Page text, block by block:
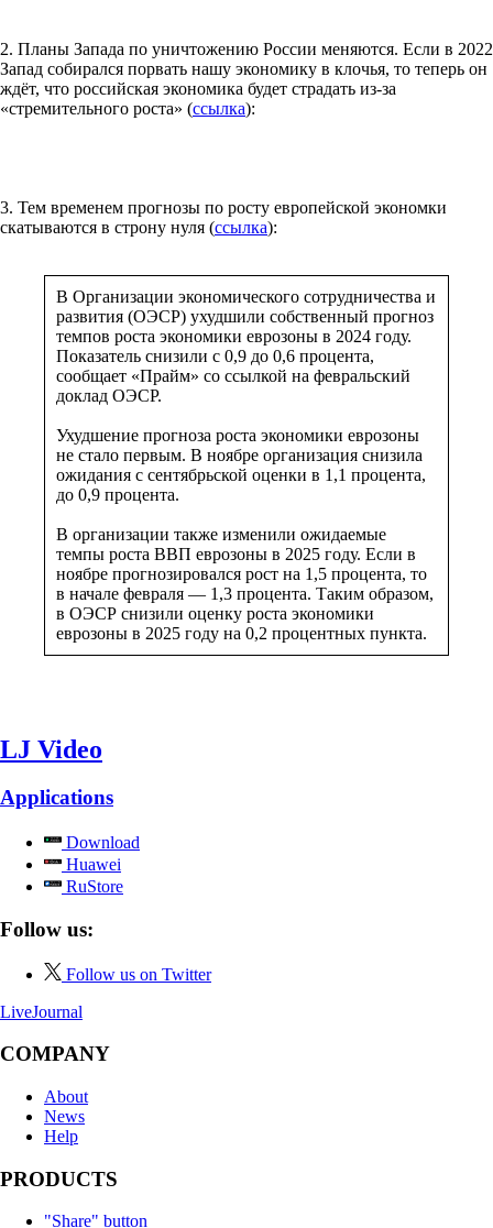
2. Планы Запада по уничтожению России меняются. Если в 2022
Запад собирался порвать нашу экономику в клочья, то теперь он
ждёт, что российская экономика будет страдать из-за
«стремительного роста» (ссылка):
3. Тем временем прогнозы по росту европейской экономки
скатываются в строну нуля (ссылка):
В Организации экономического сотрудничества и
развития (ОЭСР) ухудшили собственный прогноз
темпов роста экономики еврозоны в 2024 году.
Показатель снизили с 0,9 до 0,6 процента,
сообщает «Прайм» со ссылкой на февральский
доклад ОЭСР.
Ухудшение прогноза роста экономики еврозоны
не стало первым. В ноябре организация снизила
ожидания с сентябрьской оценки в 1,1 процента,
до 0,9 процента.
В организации также изменили ожидаемые
темпы роста ВВП еврозоны в 2025 году. Если в
ноябре прогнозировался рост на 1,5 процента, то
в начале февраля — 1,3 процента. Таким образом,
в ОЭСР снизили оценку роста экономики
еврозоны в 2025 году на 0,2 процентных пункта.
LJ Video
Applications
Download
Huawei
RuStore
Follow us:
Follow us on Twitter
LiveJournal
COMPANY
About
News
Help
PRODUCTS
"Share" button